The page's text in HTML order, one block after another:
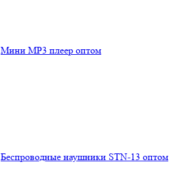
Мини MP3 плеер оптом
Беспроводные наушники STN-13 оптом